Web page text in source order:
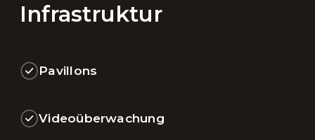
Infrastruktur
Pavillons
Videoüberwachung